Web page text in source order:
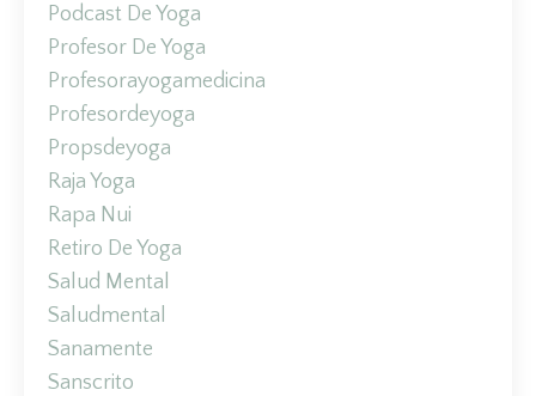
Podcast De Yoga
Profesor De Yoga
Profesorayogamedicina
Profesordeyoga
Propsdeyoga
Raja Yoga
Rapa Nui
Retiro De Yoga
Salud Mental
Saludmental
Sanamente
Sanscrito